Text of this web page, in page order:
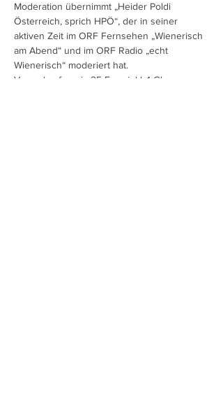
Moderation übernimmt „Heider Poldi
Österreich, sprich HPÖ“, der in seiner
aktiven Zeit im ORF Fernsehen „Wienerisch
am Abend“ und im ORF Radio „echt
Wienerisch“ moderiert hat.
Vorverkaufspreis 25 Euro inkl. 1 Glas